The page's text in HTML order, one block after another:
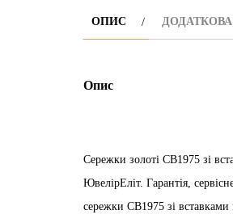
ОПИС
Опис
Сережки золоті СВ1975 зі
ЮвелірЕліт. Гарантія,
сережки СВ1975 зі вставками